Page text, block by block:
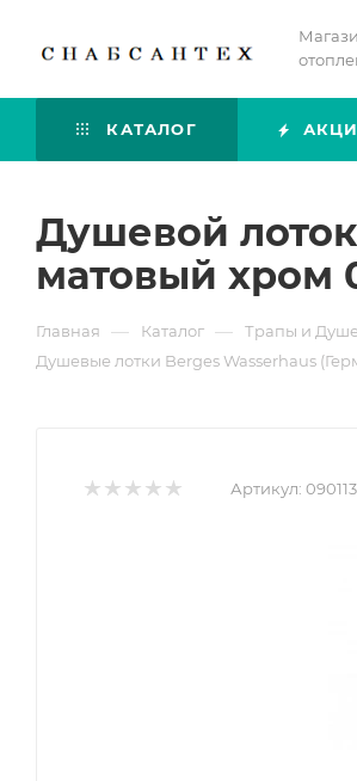
КАТАЛОГ
Душевой
матовый хром
Главная — Каталог — Трапы и
Душевые лотки Berges Wasserhaus
Артикул: 090113